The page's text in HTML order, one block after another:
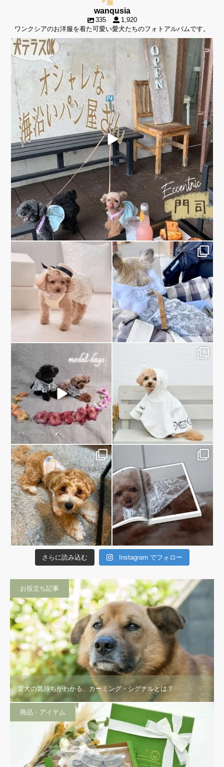
wanqusia
335
1,920
ワンクシアのお洋服を着た可愛い愛犬たちのフォトアルバムです。
さらに読み込む Instagram でフォロー
お役立ち記事
愛犬の気持ちがわかる、カーミング・シグナルとは？
商品・アイテム